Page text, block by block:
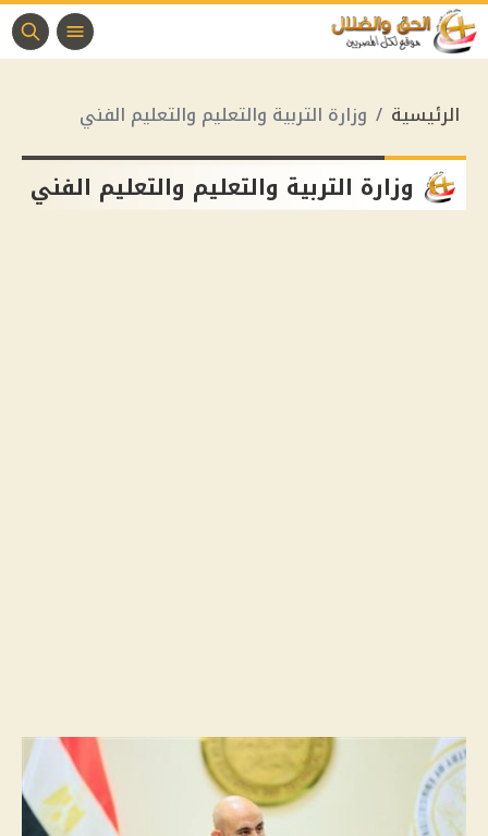
الرئيسية وزارة التربية والتعليم والتعليم الفني
وزارة التربية والتعليم والتعليم الفني